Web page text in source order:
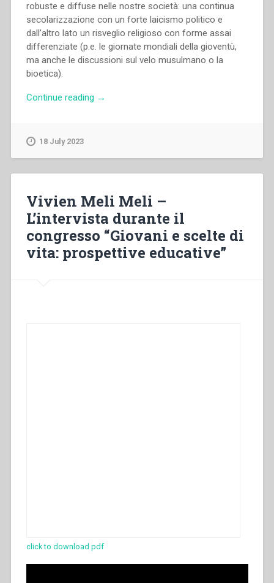
robuste e diffuse nelle nostre società: una continua
secolarizzazione con un forte laicismo politico e
dall’altro lato un risveglio religioso con forme assai
differenziate (p.e. le giornate mondiali della gioventù,
ma anche le discussioni sul velo musulmano o la
bioetica).
Continue reading “Renato
:
un’analisi
socio-
culturale.”
→
18 July 2023
Vivien Meli Meli –
L’intervista durante il
congresso “Giovani e scelte di
vita: prospettive educative”
click to download pdf